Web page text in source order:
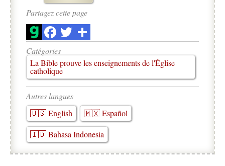
Partagez cette page
Catégories
La Bible prouve les enseignements de l'Église
catholique
Autres langues
🇺🇸 English
🇲🇽 Español
🇮🇩 Bahasa Indonesia